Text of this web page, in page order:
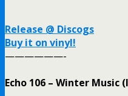
Release @ Discogs
Buy it on vinyl!
——————-
Echo 106 – Winter Music